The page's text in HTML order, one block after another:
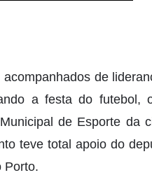
de
a festa do
de Esporte da
teve total apoio do
Porto.